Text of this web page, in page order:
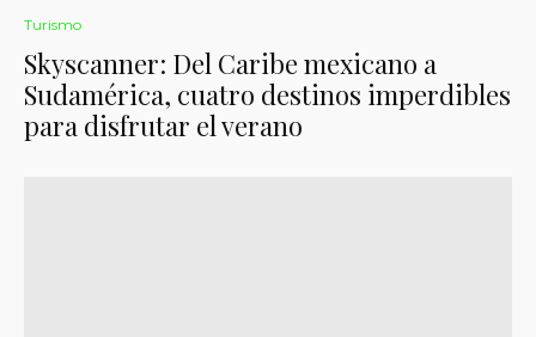
Turismo
Skyscanner: Del Caribe mexicano a
Sudamérica, cuatro destinos imperdibles
para disfrutar el verano